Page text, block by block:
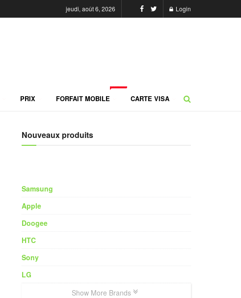
jeudi, août 6, 2026 Login
PRIX FORFAIT MOBILE CARTE VISA
Nouveaux produits
Samsung
Apple
Doogee
HTC
Sony
LG
Show More Brands